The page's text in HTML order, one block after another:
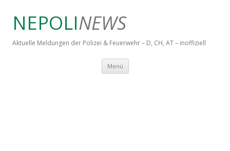
NEPOLINEWS
Aktuelle Meldungen der Polizei & Feuerwehr – D, CH, AT – inoffiziell
Menü Springe zum Inhalt